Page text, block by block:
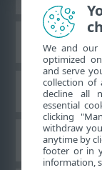
We and our
optimized
and serve
collection of
decline all
essential
clicking
withdraw
anytime by
footer or in
information,